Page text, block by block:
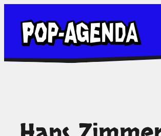
naar
inhoud